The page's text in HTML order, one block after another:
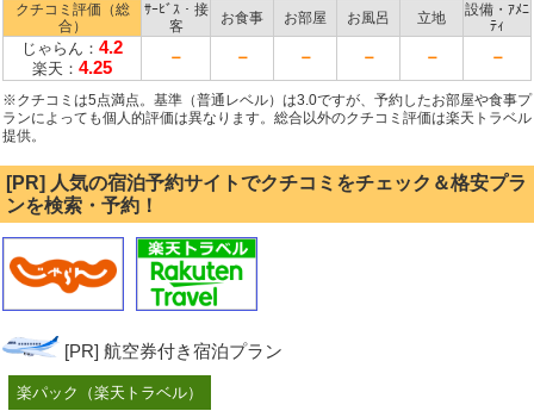
クチコミ評価（総
合）
ｻｰﾋﾞｽ・接
客
お食事 お部屋 お風呂 立地
設備・ｱﾒﾆ
ﾃｨ
じゃらん： 4.2
楽天： 4.25
－ － － － － －
※クチコミは5点満点。基準（普通レベル）は3.0ですが、予約したお部屋や食事プ
ランによっても個人的評価は異なります。総合以外のクチコミ評価は楽天トラベル
提供。
[PR] 人気の宿泊予約サイトでクチコミをチェック＆格安プラ
ンを検索・予約！
[PR] 航空券付き宿泊プラン
楽パック（楽天トラベル）